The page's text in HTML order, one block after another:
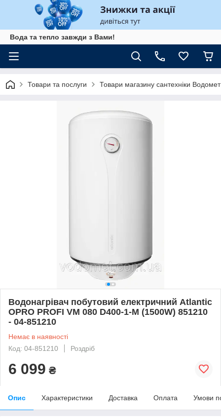
Вода та тепло завжди з Вами!
Товари та послуги Товари магазину сантехніки Водомет
Водонагрівач побутовий електричний Atlantic
OPRO PROFI VM 080 D400-1-M (1500W) 851210
- 04-851210
Немає в наявності
Код: 04-851210
Роздріб
6 099 ₴
Опис Характеристики Доставка Оплата Умови